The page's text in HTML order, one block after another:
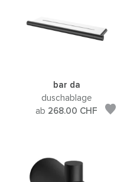
bar da
duschablage
ab 268.00 CHF